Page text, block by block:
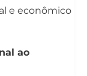
e econômico
ao